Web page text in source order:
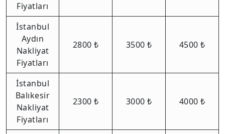
Fiyatları
İstanbul
Aydın
Nakliyat
Fiyatları
2800 ₺ 3500 ₺ 4500 ₺
İstanbul
Balıkesir
Nakliyat
Fiyatları
2300 ₺ 3000 ₺ 4000 ₺